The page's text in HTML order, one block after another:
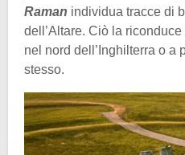
Raman individua tracce di
dell’Altare. Ciò la
nel nord dell’Inghilterra o a
stesso.